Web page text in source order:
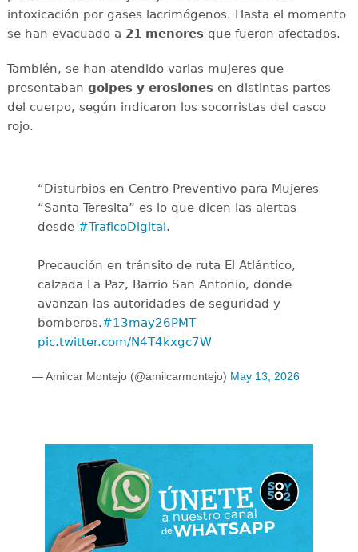
intoxicación por gases lacrimógenos. Hasta el momento
se han evacuado a 21 menoresque fueron afectados.
También, se han atendido varias mujeres que
presentaban golpes y erosionesen distintas partes
del cuerpo, según indicaron los socorristas del casco
rojo.
“Disturbios en Centro Preventivo para Mujeres
“Santa Teresita” es lo que dicen las alertas
desde #TraficoDigital.
Precaución en tránsito de ruta El Atlántico,
calzada La Paz, Barrio San Antonio, donde
avanzan las autoridades de seguridad y
bomberos.#13may26PMT
pic.twitter.com/N4T4kxgc7W
— Amilcar Montejo (@amilcarmontejo) May 13, 2026